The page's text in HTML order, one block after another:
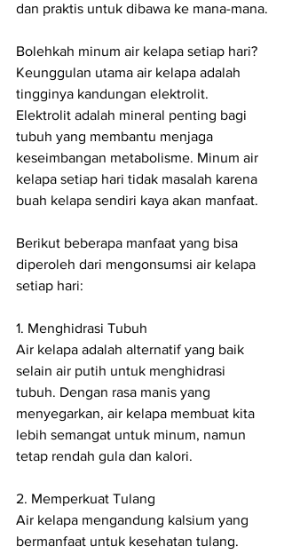
dan praktis untuk dibawa ke mana-mana.
Bolehkah minum air kelapa setiap hari?
Keunggulan utama air kelapa adalah
tingginya kandungan elektrolit.
Elektrolit adalah mineral penting bagi
tubuh yang membantu menjaga
keseimbangan metabolisme. Minum air
kelapa setiap hari tidak masalah karena
buah kelapa sendiri kaya akan manfaat.
Berikut beberapa manfaat yang bisa
diperoleh dari mengonsumsi air kelapa
setiap hari:
1. Menghidrasi Tubuh
Air kelapa adalah alternatif yang baik
selain air putih untuk menghidrasi
tubuh. Dengan rasa manis yang
menyegarkan, air kelapa membuat kita
lebih semangat untuk minum, namun
tetap rendah gula dan kalori.
2. Memperkuat Tulang
Air kelapa mengandung kalsium yang
bermanfaat untuk kesehatan tulang.